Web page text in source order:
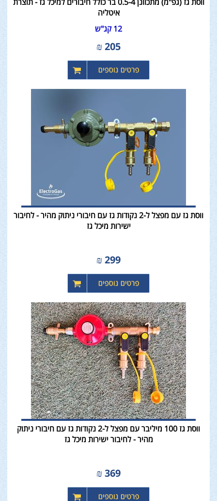
איטליה
12 קג"ש
205
₪
ווסת גז עם מפצל ל-2 נקודות גז עם חיבורי ניתוק מהיר - לחיבור
ישירות מיכל גז
299
₪
ווסת גז 100 מיליבר עם מפצל ל-2 נקודות גז עם חיבורי ניתוק
מהיר - לחיבור ישירות מיכל גז
369
₪